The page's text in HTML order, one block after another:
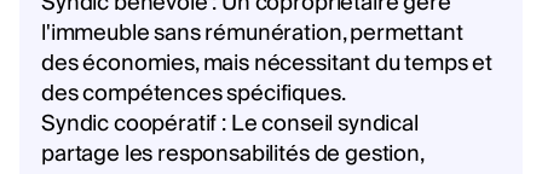
l'immeuble sans rémunération, permettant
des économies, mais nécessitant du temps et
des compétences spécifiques.
Syndic coopératif : Le conseil syndical
partage les responsabilités de gestion,